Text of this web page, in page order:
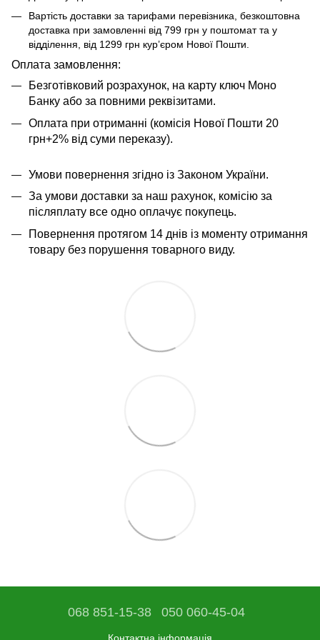
Вартість доставки за тарифами перевізника, безкоштовна
доставка при замовленні від 799 грн у поштомат та у
відділення, від 1299 грн кур’єром Нової Пошти.
​​​​Оплата замовлення:
Безготівковий розрахунок, на карту ключ Моно
Банку або за повними реквізитами.
Оплата при отриманні (комісія Нової Пошти 20
грн+2% від суми переказу).
Умови повернення згідно із Законом України.
За умови доставки за наш рахунок, комісію за
післяплату все одно оплачує покупець.
Повернення протягом 14 днів із моменту отримання
товару без порушення товарного виду.
068 851-15-38 050 060-45-04